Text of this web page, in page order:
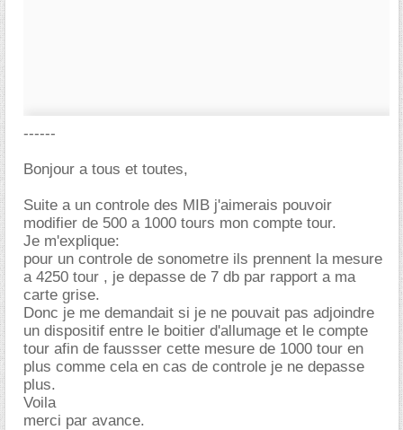
------
Bonjour a tous et toutes,
Suite a un controle des MIB j'aimerais pouvoir
modifier de 500 a 1000 tours mon compte tour.
Je m'explique:
pour un controle de sonometre ils prennent la mesure
a 4250 tour , je depasse de 7 db par rapport a ma
carte grise.
Donc je me demandait si je ne pouvait pas adjoindre
un dispositif entre le boitier d'allumage et le compte
tour afin de faussser cette mesure de 1000 tour en
plus comme cela en cas de controle je ne depasse
plus.
Voila
merci par avance.